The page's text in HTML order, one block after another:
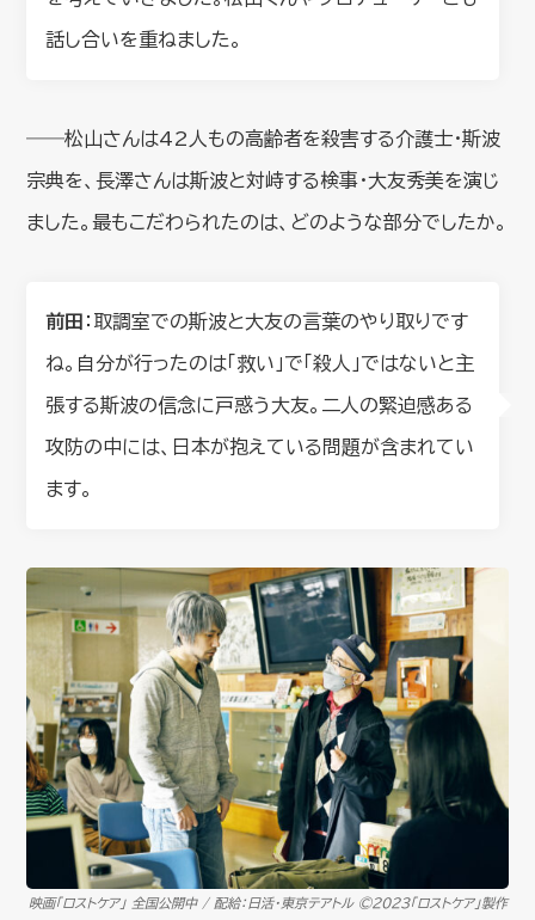
話し合いを重ねました。
――松山さんは42人もの高齢者を殺害する介護士・斯波
宗典を、長澤さんは斯波と対峙する検事・大友秀美を演じ
ました。最もこだわられたのは、どのような部分でしたか。
前田 ：取調室での斯波と大友の言葉のやり取りです
ね。自分が行ったのは「救い」で「殺人」ではないと主
張する斯波の信念に戸惑う大友。二人の緊迫感ある
攻防の中には、日本が抱えている問題が含まれてい
ます。
映画「ロストケア」 全国公開中 / 配給：日活・東京テアトル ©2023「ロストケア」製作